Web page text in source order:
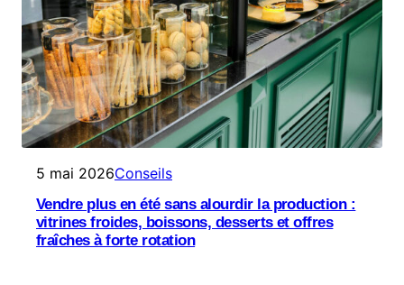
5 mai 2026Conseils
Vendre plus en été sans alourdir la production :
vitrines froides, boissons, desserts et offres
fraîches à forte rotation